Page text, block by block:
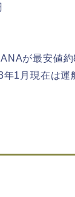
が最安値
1月現在は運